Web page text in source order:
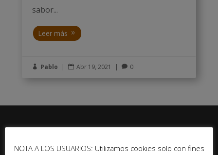
sabor...
Leer más
 Pablo |  Abr 19, 2021 |  0
NOTA A LOS USUARIOS: Utilizamos cookies solo con fines